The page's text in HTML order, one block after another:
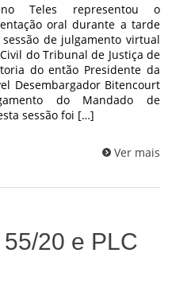
Teles representou o
oral durante a tarde
de julgamento virtual
do Tribunal de Justiça de
do então Presidente da
Desembargador Bitencourt
do Mandado de
sessão foi […]
Ver mais
20 e PLC